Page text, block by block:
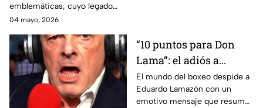
emblemáticas, cuyo legado
marcó a generaciones.
04 mayo, 2026
“10 puntos para Don
Lama”: el adiós a
Eduardo Lamazón
El mundo del boxeo despide a
Eduardo Lamazón con un
emotivo mensaje que resume